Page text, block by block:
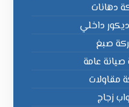
دهانات
داخلي
صبغ
عامة
مقاولات
زجاج